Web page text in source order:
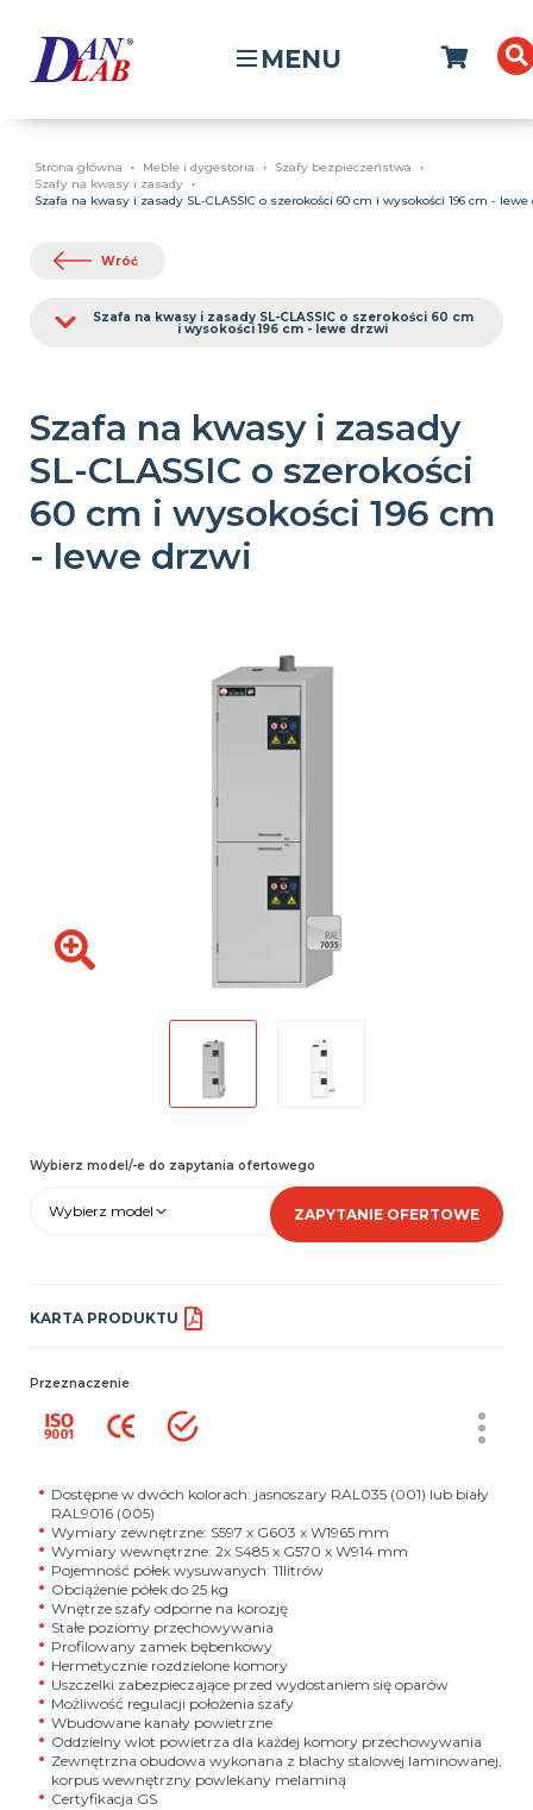
MENU
Strona główna Meble i dygestoria
Szafy bezpieczeństwa
Szafy na kwasy i zasady
Szafa na kwasy i zasady SL-CLASSIC o szerokości 60 cm i wysokości 196 cm -
Wróć
Szafa na kwasy i zasady SL-CLASSIC o szerokości 60 cm
i wysokości 196 cm - lewe drzwi
Szafa na kwasy i zasady
SL-CLASSIC o szerokości
60 cm i wysokości 196 cm
- lewe drzwi
Wybierz model/-e do zapytania ofertowego
Wybierz model ZAPYTANIE OFERTOWE
KARTA PRODUKTU
Przeznaczenie
Dostępne w dwóch kolorach: jasnoszary RAL035 (001) lub biały
RAL9016 (005)
Wymiary zewnętrzne: S597 x G603 x W1965 mm
Wymiary wewnętrzne: 2x S485 x G570 x W914 mm
Pojemność półek wysuwanych: 11litrów
Obciążenie półek do 25 kg
Wnętrze szafy odporne na korozję
Stałe poziomy przechowywania
Profilowany zamek bębenkowy
Hermetycznie rozdzielone komory
Uszczelki zabezpieczające przed wydostaniem się oparów
Możliwość regulacji położenia szafy
Wbudowane kanały powietrzne
Oddzielny wlot powietrza dla każdej komory przechowywania
Zewnętrzna obudowa wykonana z blachy stalowej laminowanej,
korpus wewnętrzny powlekany melaminą
Certyfikacja GS